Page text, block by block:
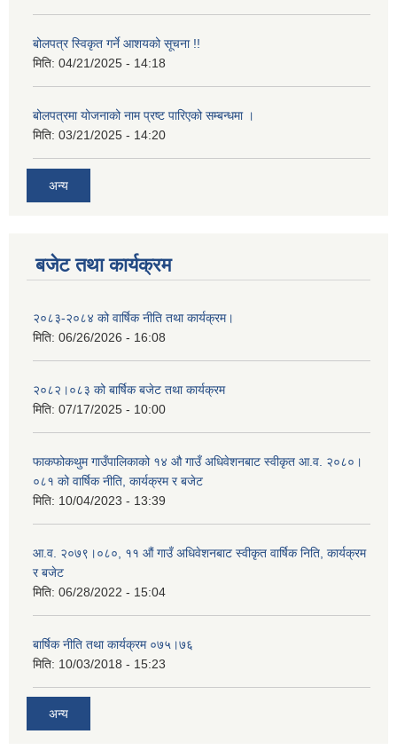
बोलपत्र स्विकृत गर्ने आशयको सूचना !!
मिति: 04/21/2025 - 14:18
बोलपत्रमा योजनाको नाम प्रष्ट पारिएको सम्बन्धमा ।
मिति: 03/21/2025 - 14:20
अन्य
बजेट तथा कार्यक्रम
२०८३-२०८४ को वार्षिक नीति तथा कार्यक्रम।
मिति: 06/26/2026 - 16:08
२०८२।०८३ को बार्षिक बजेट तथा कार्यक्रम
मिति: 07/17/2025 - 10:00
फाकफोकथुम गाउँपालिकाको १४ औ गाउँ अधिवेशनबाट स्वीकृत आ.व. २०८०।
०८१ को वार्षिक नीति, कार्यक्रम र बजेट
मिति: 10/04/2023 - 13:39
आ.व. २०७९।०८०, ११ औं गाउँ अधिवेशनबाट स्वीकृत वार्षिक निति, कार्यक्रम
र बजेट
मिति: 06/28/2022 - 15:04
बार्षिक नीति तथा कार्यक्रम ०७५।७६
मिति: 10/03/2018 - 15:23
अन्य